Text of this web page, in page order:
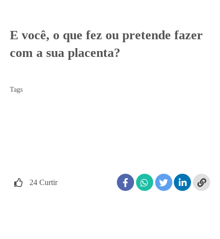
E você, o que fez ou pretende fazer
com a sua placenta?
Tags
24 Curtir